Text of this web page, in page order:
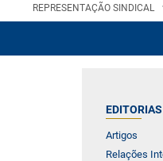
REPRESENTAÇÃO SINDICAL
EDITORIAS
Artigos
Relações